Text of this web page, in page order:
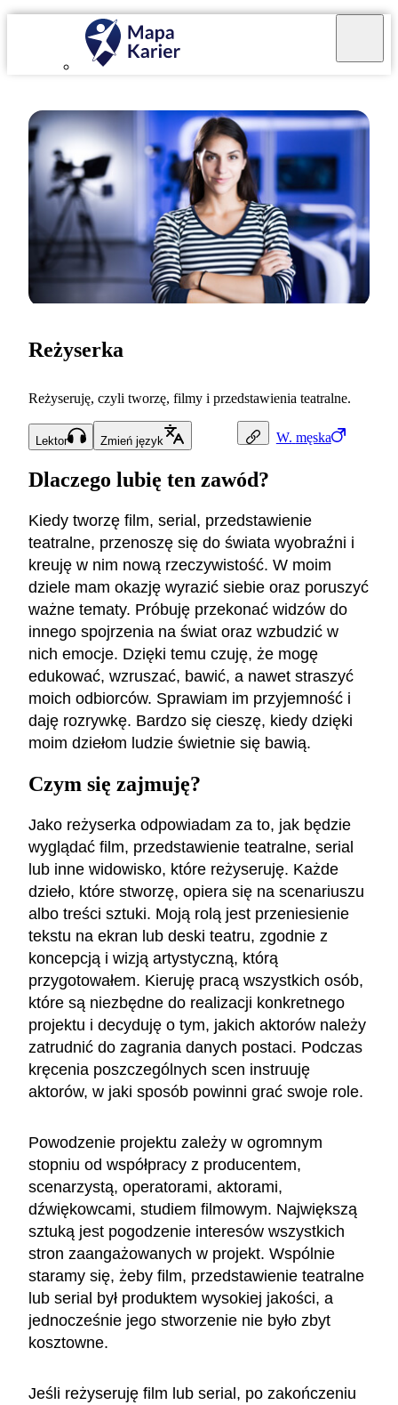
W. męska
Reżyserka
Reżyseruję, czyli tworzę, filmy i przedstawienia teatralne.
Lektor Zmień język
Dlaczego lubię ten zawód?
Kiedy tworzę film, serial, przedstawienie
teatralne, przenoszę się do świata wyobraźni i
kreuję w nim nową rzeczywistość. W moim
dziele mam okazję wyrazić siebie oraz poruszyć
ważne tematy. Próbuję przekonać widzów do
innego spojrzenia na świat oraz wzbudzić w
nich emocje. Dzięki temu czuję, że mogę
edukować, wzruszać, bawić, a nawet straszyć
moich odbiorców. Sprawiam im przyjemność i
daję rozrywkę. Bardzo się cieszę, kiedy dzięki
moim dziełom ludzie świetnie się bawią.
Czym się zajmuję?
Jako reżyserka odpowiadam za to, jak będzie
wyglądać film, przedstawienie teatralne, serial
lub inne widowisko, które reżyseruję. Każde
dzieło, które stworzę, opiera się na scenariuszu
albo treści sztuki. Moją rolą jest przeniesienie
tekstu na ekran lub deski teatru, zgodnie z
koncepcją i wizją artystyczną, którą
przygotowałem. Kieruję pracą wszystkich osób,
które są niezbędne do realizacji konkretnego
projektu i decyduję o tym, jakich aktorów należy
zatrudnić do zagrania danych postaci. Podczas
kręcenia poszczególnych scen instruuję
aktorów, w jaki sposób powinni grać swoje role.
Powodzenie projektu zależy w ogromnym
stopniu od współpracy z producentem,
scenarzystą, operatorami, aktorami,
dźwiękowcami, studiem filmowym. Największą
sztuką jest pogodzenie interesów wszystkich
stron zaangażowanych w projekt. Wspólnie
staramy się, żeby film, przedstawienie teatralne
lub serial był produktem wysokiej jakości, a
jednocześnie jego stworzenie nie było zbyt
kosztowne.
Jeśli reżyseruję film lub serial, po zakończeniu